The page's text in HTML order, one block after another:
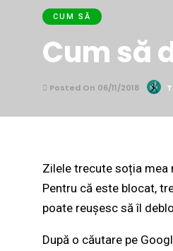
CUM SĂ
Cum să
Posted On 06/11/2018
Zilele trecute soția mea
Pentru că este blocat,
poate reușesc să îl
După o căutare pe